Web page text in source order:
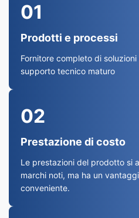
01
Prodotti e processi
Fornitore completo di
supporto tecnico maturo
02
Prestazione di costo
Le prestazioni del prodotto si
marchi noti, ma ha un
conveniente.